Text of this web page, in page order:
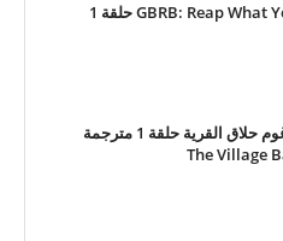
برنامج GBRB: Reap What You Sow حلقة 1
برنامج بارك بوغوم حلاق القرية حلقة 1 مترجمة